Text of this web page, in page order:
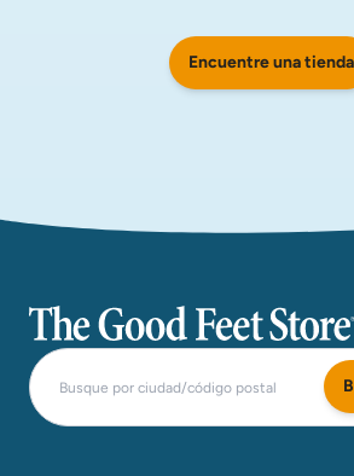
Encuentre una tienda
The Good Feet Store